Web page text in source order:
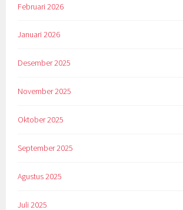
Februari 2026
Januari 2026
Desember 2025
November 2025
Oktober 2025
September 2025
Agustus 2025
Juli 2025